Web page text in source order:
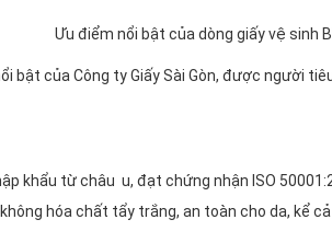
bật của Công ty Giấy Sài Gòn, được người
khẩu từ châu u, đạt chứng nhận ISO
hóa chất tẩy trắng, an toàn cho da, kể cả